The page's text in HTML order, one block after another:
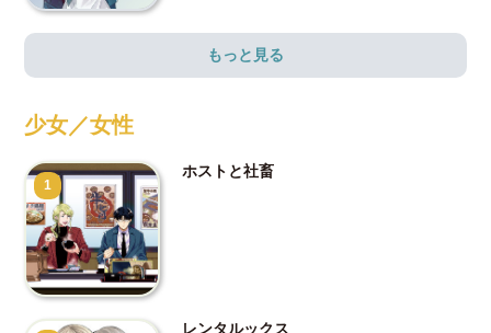
もっと見る
少女／女性
1
ホストと社畜
レンタルックス